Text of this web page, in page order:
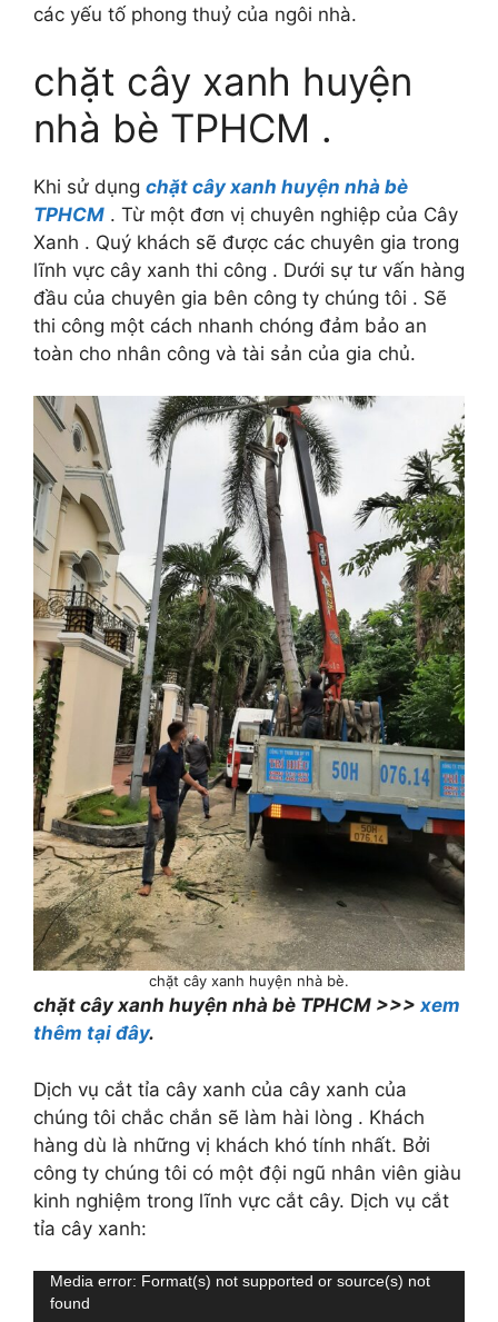
các yếu tố phong thuỷ của ngôi nhà.
chặt cây xanh huyện
nhà bè TPHCM .
Khi sử dụng chặt cây xanh huyện nhà bè
TPHCM . Từ một đơn vị chuyên nghiệp của Cây
Xanh . Quý khách sẽ được các chuyên gia trong
lĩnh vực cây xanh thi công . Dưới sự tư vấn hàng
đầu của chuyên gia bên công ty chúng tôi . Sẽ
thi công một cách nhanh chóng đảm bảo an
toàn cho nhân công và tài sản của gia chủ.
chặt cây xanh huyện nhà bè.
chặt cây xanh huyện nhà bè TPHCM >>> xem
thêm tại đây.
Dịch vụ cắt tỉa cây xanh của cây xanh của
chúng tôi chắc chắn sẽ làm hài lòng . Khách
hàng dù là những vị khách khó tính nhất. Bởi
công ty chúng tôi có một đội ngũ nhân viên giàu
kinh nghiệm trong lĩnh vực cắt cây. Dịch vụ cắt
tỉa cây xanh:
Trình
chơi
Media error: Format(s) not supported or source(s) not
found